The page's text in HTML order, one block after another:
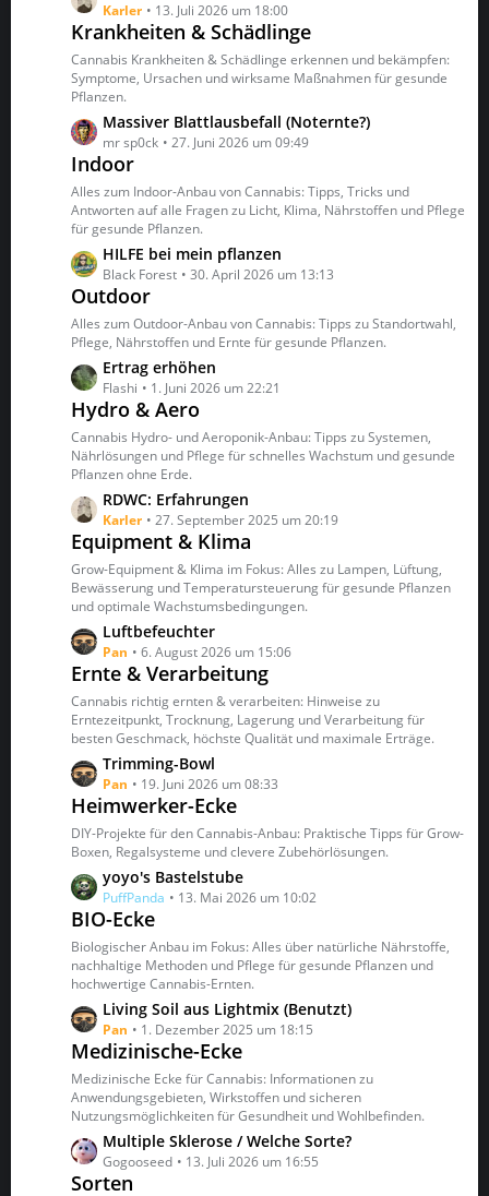
e
e
i
t
r
ä
g
e
e
t
z
t
e
B
e
i
t
r
ä
g
e
Karler 13. Juli 2026 um 18:00
Krankheiten & Schädlinge
Cannabis Krankheiten & Schädlinge erkennen und bekämpfen:
Symptome, Ursachen und wirksame Maßnahmen für gesunde
Pflanzen.
L
e
z
t
e
B
e
i
t
r
ä
g
e
Massiver Blattlausbefall (Noternte?)
mr sp0ck 27. Juni 2026 um 09:49
Indoor
Alles zum Indoor-Anbau von Cannabis: Tipps, Tricks und
Antworten auf alle Fragen zu Licht, Klima, Nährstoffen und Pflege
für gesunde Pflanzen.
L
e
t
z
t
e
B
e
i
t
r
ä
g
e
HILFE bei mein pflanzen
Black Forest 30. April 2026 um 13:13
Outdoor
Alles zum Outdoor-Anbau von Cannabis: Tipps zu Standortwahl,
Pflege, Nährstoffen und Ernte für gesunde Pflanzen.
L
e
t
z
t
e
B
e
i
t
r
ä
g
e
Ertrag erhöhen
Flashi 1. Juni 2026 um 22:21
Hydro & Aero
Cannabis Hydro- und Aeroponik-Anbau: Tipps zu Systemen,
Nährlösungen und Pflege für schnelles Wachstum und gesunde
Pflanzen ohne Erde.
L
e
t
z
t
e
B
e
i
t
r
ä
g
e
RDWC: Erfahrungen
Karler 27. September 2025 um 20:19
Equipment & Klima
Grow-Equipment & Klima im Fokus: Alles zu Lampen, Lüftung,
Bewässerung und Temperatursteuerung für gesunde Pflanzen
und optimale Wachstumsbedingungen.
L
e
t
z
t
e
B
e
i
t
r
ä
g
e
Luftbefeuchter
Pan 6. August 2026 um 15:06
Ernte & Verarbeitung
Cannabis richtig ernten & verarbeiten: Hinweise zu
Erntezeitpunkt, Trocknung, Lagerung und Verarbeitung für
besten Geschmack, höchste Qualität und maximale Erträge.
L
e
t
z
t
e
B
e
i
t
r
ä
g
e
Trimming-Bowl
Pan 19. Juni 2026 um 08:33
Heimwerker-Ecke
DIY-Projekte für den Cannabis-Anbau: Praktische Tipps für Grow-
Boxen, Regalsysteme und clevere Zubehörlösungen.
L
e
t
z
t
e
B
e
i
t
r
ä
g
e
yoyo's Bastelstube
PuffPanda 13. Mai 2026 um 10:02
BIO-Ecke
Biologischer Anbau im Fokus: Alles über natürliche Nährstoffe,
nachhaltige Methoden und Pflege für gesunde Pflanzen und
hochwertige Cannabis-Ernten.
L
e
t
z
t
e
B
e
i
Living Soil aus Lightmix (Benutzt)
Pan 1. Dezember 2025 um 18:15
Medizinische-Ecke
Medizinische Ecke für Cannabis: Informationen zu
Anwendungsgebieten, Wirkstoffen und sicheren
Nutzungsmöglichkeiten für Gesundheit und Wohlbefinden.
L
e
t
Multiple Sklerose / Welche Sorte?
Gogooseed 13. Juli 2026 um 16:55
Sorten